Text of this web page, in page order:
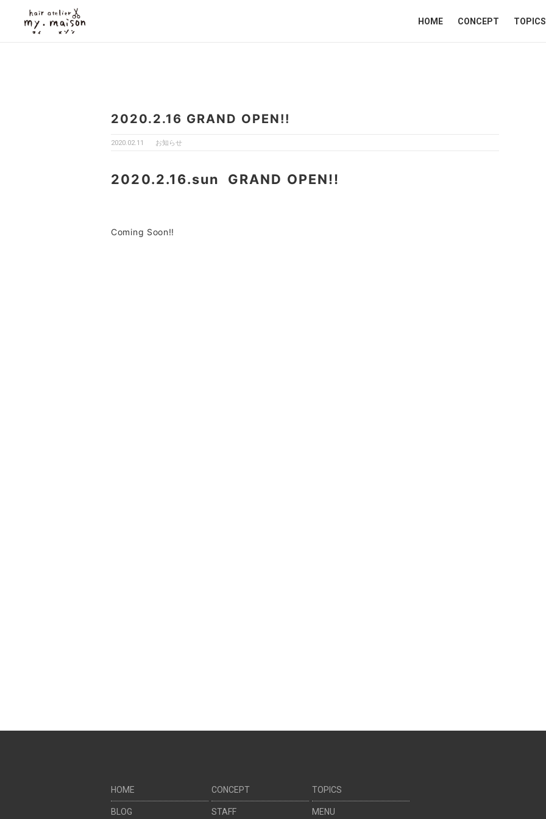
HOME CONCEPT TOPICS
2020.2.16 GRAND OPEN!!
2020.02.11 お知らせ
2020.2.16.sun GRAND OPEN!!
Coming Soon!!
HOME CONCEPT TOPICS
BLOG STAFF MENU